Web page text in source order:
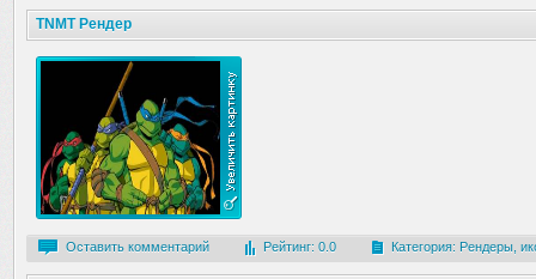
TNMT Рендер
Оставить комментарий Рейтинг: 0.0 Категория: Рендеры,